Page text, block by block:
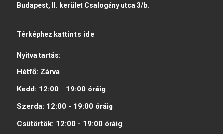
Budapest, II. kerület Csalogány utca 3/b.
Térképhez kattints ide
Nyitva tartás:
Hétfő: Zárva
Kedd: 12:00 - 19:00 óráig
Szerda: 12:00 - 19:00 óráig
Csütörtök: 12:00 - 19:00 óráig